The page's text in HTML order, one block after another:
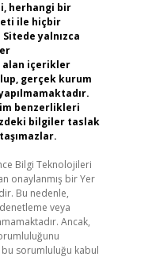
herhangi bir
ile hiçbir
yalnızca
alan içerikler
gerçek kurum
benzerlikleri
bilgiler taslak
Bilgi Teknolojileri
onaylanmış bir Yer
Bu nedenle,
veya
Ancak,
sorumluluğu kabul